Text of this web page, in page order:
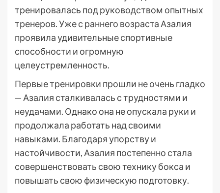
тренировалась под руководством опытных
тренеров. Уже с раннего возраста Азалия
проявила удивительные спортивные
способности и огромную
целеустремленность.
Первые тренировки прошли не очень гладко
— Азалия сталкивалась с трудностями и
неудачами. Однако она не опускала руки и
продолжала работать над своими
навыками. Благодаря упорству и
настойчивости, Азалия постепенно стала
совершенствовать свою технику бокса и
повышать свою физическую подготовку.